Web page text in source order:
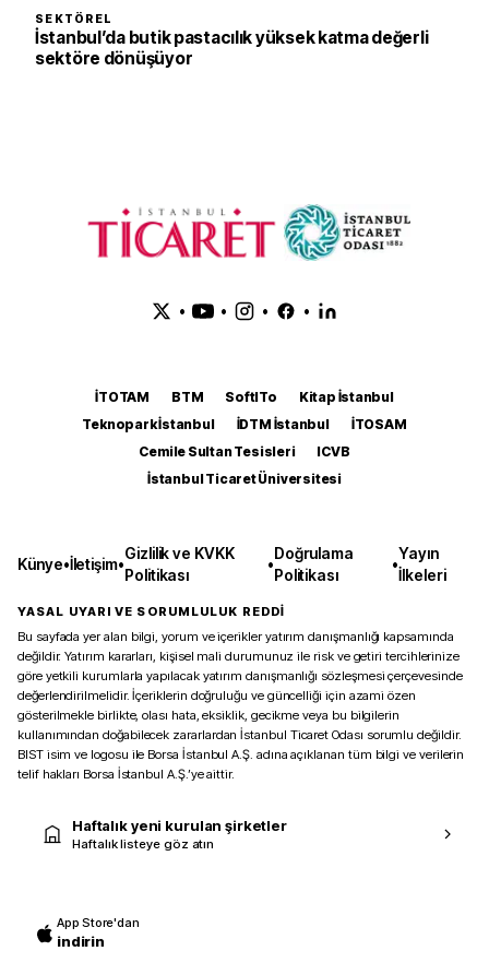
SEKTÖREL
İstanbul’da butik pastacılık yüksek katma değerli
sektöre dönüşüyor
• • • •
İTOTAM BTM SoftITo
Kitap İstanbul
Teknopark İstanbul
İDTM İstanbul
İTOSAM
Cemile Sultan Tesisleri
ICVB
İstanbul Ticaret Üniversitesi
Künye•İletişim•
Gizlilik ve KVKK
Politikası
•
Doğrulama
Politikası
•
Yayın
İlkeleri
YASAL UYARI VE SORUMLULUK REDDİ
Bu sayfada yer alan bilgi, yorum ve içerikler yatırım danışmanlığı kapsamında
değildir. Yatırım kararları, kişisel mali durumunuz ile risk ve getiri tercihlerinize
göre yetkili kurumlarla yapılacak yatırım danışmanlığı sözleşmesi çerçevesinde
değerlendirilmelidir. İçeriklerin doğruluğu ve güncelliği için azami özen
gösterilmekle birlikte, olası hata, eksiklik, gecikme veya bu bilgilerin
kullanımından doğabilecek zararlardan İstanbul Ticaret Odası sorumlu değildir.
BIST isim ve logosu ile Borsa İstanbul A.Ş. adına açıklanan tüm bilgi ve verilerin
telif hakları Borsa İstanbul A.Ş.’ye aittir.
Haftalık yeni kurulan şirketler
Haftalık listeye göz atın
App Store'dan
indirin